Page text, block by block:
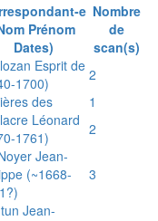
e
Prénom
Dates)
Nombre
de
scan(s)
Esprit de
1700)
2
des
1
Léonard
1761)
2
Jean-
(~1668-
3
Jean-